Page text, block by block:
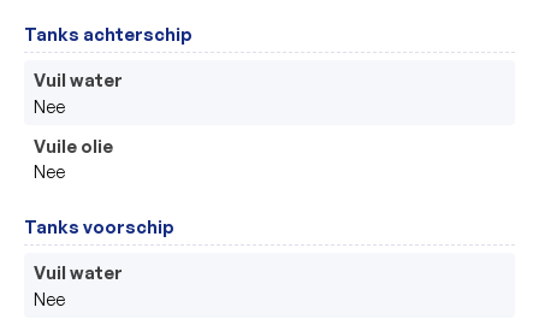
Tanks achterschip
Vuil water
Nee
Vuile olie
Nee
Tanks voorschip
Vuil water
Nee